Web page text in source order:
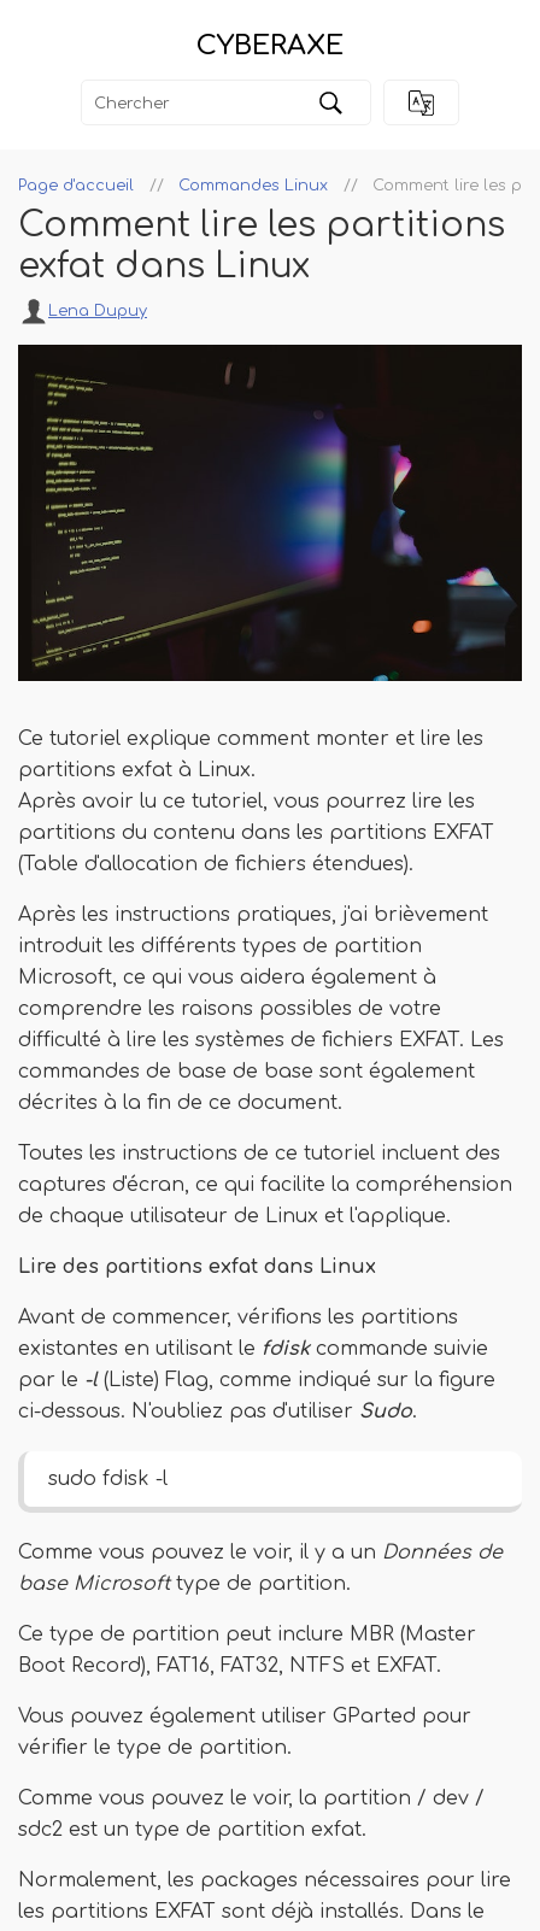
CYBERAXE
Page d'accueil Commandes Linux Comment lire les
Comment lire les partitions
exfat dans Linux
Lena Dupuy
Ce tutoriel explique comment monter et lire les
partitions exfat à Linux.
Après avoir lu ce tutoriel, vous pourrez lire les
partitions du contenu dans les partitions EXFAT
(Table d'allocation de fichiers étendues).
Après les instructions pratiques, j'ai brièvement
introduit les différents types de partition
Microsoft, ce qui vous aidera également à
comprendre les raisons possibles de votre
difficulté à lire les systèmes de fichiers EXFAT. Les
commandes de base de base sont également
décrites à la fin de ce document.
Toutes les instructions de ce tutoriel incluent des
captures d'écran, ce qui facilite la compréhension
de chaque utilisateur de Linux et l'applique.
Lire des partitions exfat dans Linux
Avant de commencer, vérifions les partitions
existantes en utilisant le fdiskcommande suivie
par le -l(Liste) Flag, comme indiqué sur la figure
ci-dessous. N'oubliez pas d'utiliser Sudo.
sudo fdisk -l
Comme vous pouvez le voir, il y a un Données de
base Microsofttype de partition.
Ce type de partition peut inclure MBR (Master
Boot Record), FAT16, FAT32, NTFS et EXFAT.
Vous pouvez également utiliser GParted pour
vérifier le type de partition.
Comme vous pouvez le voir, la partition / dev /
sdc2 est un type de partition exfat.
Normalement, les packages nécessaires pour lire
les partitions EXFAT sont déjà installés. Dans le